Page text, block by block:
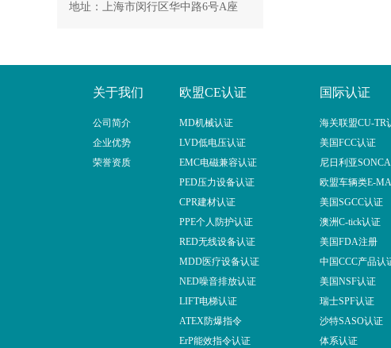
地址：上海市闵行区华中路6号A座
关于我们
公司简介
企业优势
荣誉资质
欧盟CE认证
MD机械认证
LVD低电压认证
EMC电磁兼容认证
PED压力设备认证
CPR建材认证
PPE个人防护认证
RED无线设备认证
MDD医疗设备认证
NED噪音排放认证
LIFT电梯认证
ATEX防爆指令
ErP能效指令认证
国际认证
海关联盟CU-TR
美国FCC认证
尼日利亚
欧盟车辆类E-
美国SGCC认证
澳洲C-tick认证
美国FDA注册
中国CCC产品认
美国NSF认证
瑞士SPF认证
沙特SASO认证
体系认证